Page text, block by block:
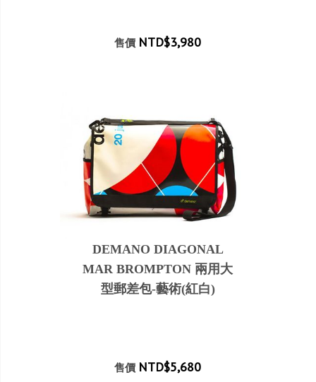
售價 NTD$3,980
DEMANO DIAGONAL
MAR BROMPTON 兩用大
型郵差包-藝術(紅白)
售價 NTD$5,680